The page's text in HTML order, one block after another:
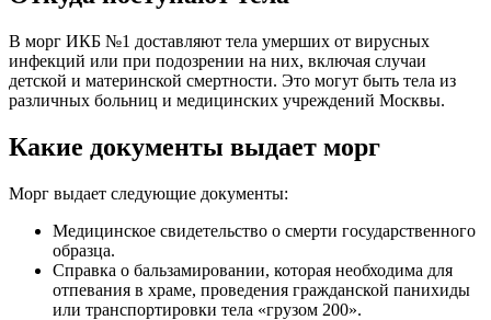
В морг ИКБ №1 доставляют тела умерших от вирусных
инфекций или при подозрении на них, включая случаи
детской и материнской смертности. Это могут быть тела из
различных больниц и медицинских учреждений Москвы.
Какие документы выдает морг
Морг выдает следующие документы:
Медицинское свидетельство о смерти государственного
образца.
Справка о бальзамировании, которая необходима для
отпевания в храме, проведения гражданской панихиды
или транспортировки тела «грузом 200».